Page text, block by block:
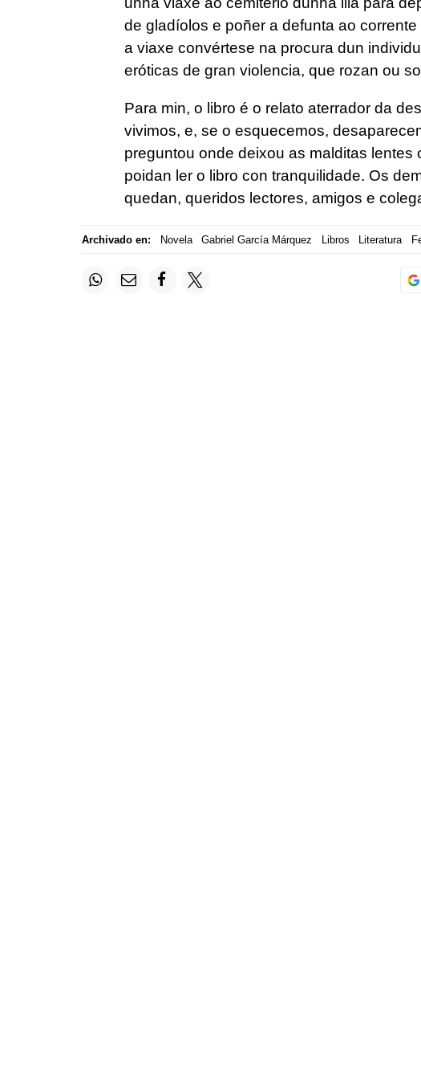
de gladíolos e poñer a defunta ao
a viaxe convértese na procura dun
eróticas de gran violencia, que rozan ou
Para min, o libro é o relato aterrador da
vivimos, e, se o esquecemos,
preguntou onde deixou as malditas
poidan ler o libro con tranquilidade. Os
quedan, queridos lectores, amigos e
Archivado en: Novela Gabriel García Márquez Libros Literatura